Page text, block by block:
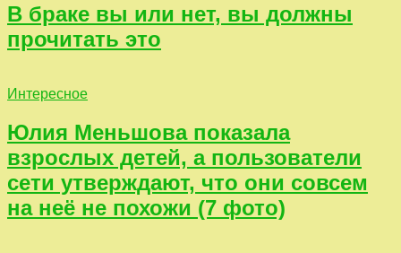
В браке вы или нет, вы должны
прочитать это
Интересное
Юлия Меньшова показала
взрослых детей, а пользователи
сети утверждают, что они совсем
на неё не похожи (7 фото)